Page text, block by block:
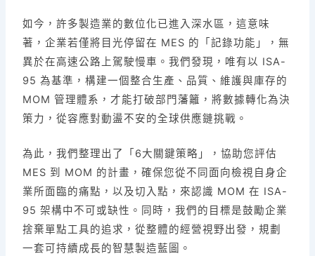
如今，許多製造業的數位化已進入深水區，這意味
著，企業若僅將目光停留在 MES 的「記錄功能」，無
異於在高速公路上駕駛慢車。我們發現，唯有以 ISA-
95 為基準，構建一個整合生產、品質、維護與庫存的
MOM 管理體系，才能打破部門藩籬，將數據轉化為決
策力，從容應對動盪不安的全球供應鏈挑戰。
為此，我們整理出了「6大關鍵策略」，協助您評估
MES 到 MOM 的計畫，確保您從不同面向檢視自身企
業所面臨的痛點，以及切入點，來認識 MOM 在 ISA-
95 架構中不可或缺性。同時，我們的目標是鼓勵企業
捨棄單點工具的追求，從整體的經營視野出發，規劃
一套可持續成長的智慧製造藍圖。